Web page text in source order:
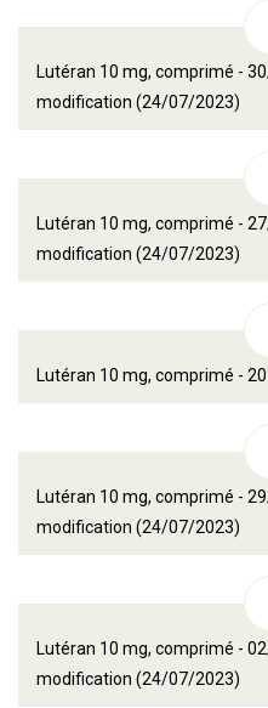
Lutéran 10 mg, comprimé -
modification (24/07/2023)
Lutéran 10 mg, comprimé -
modification (24/07/2023)
Lutéran 10 mg, comprimé -
Lutéran 10 mg, comprimé -
modification (24/07/2023)
Lutéran 10 mg, comprimé -
modification (24/07/2023)